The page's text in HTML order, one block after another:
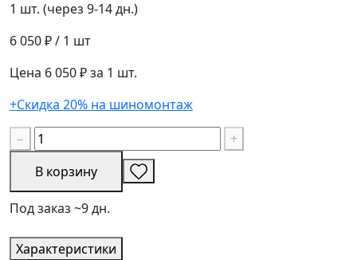
1 шт. (через 9-14 дн.)
6 050 ₽/ 1 шт
Цена 6 050 ₽ за 1 шт.
+Скидка 20% на шиномонтаж
−
+
В корзину
Под заказ ~9 дн.
Характеристики